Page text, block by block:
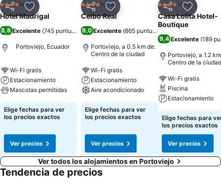
CompartirAgregar a favoritos
4 EstrellasHotel
Hotel Madrigal
8,8 Excelente (745 puntuaciones)
Portoviejo, Ecuador
Wi-Fi gratis
Estacionamiento
Mascotas permitidas
Elige fechas para ver
los precios exactos
Ver precios
CompartirAgregar a favoritos
4 EstrellasHotel
Ceibo Real
9,0 Excelente (865 puntuaciones
Portoviejo, a 0.5 km de:
Centro de la ciudad
Wi-Fi gratis
Estacionamiento
Aire acondicionado
Elige fechas para ver
los precios exactos
Ver precios
CompartirAgregar
4 EstrellasHotel
Casa Lolita Hotel-
Boutique
9,4 Excelente (189
Portoviejo, a 1.2
Centro de la ciudad
Wi-Fi gratis
Piscina
Estacionamiento
Elige fechas para
los precios exactos
Ver precios
Ver todos los alojamientos en Portoviejo
Tendencia de precios